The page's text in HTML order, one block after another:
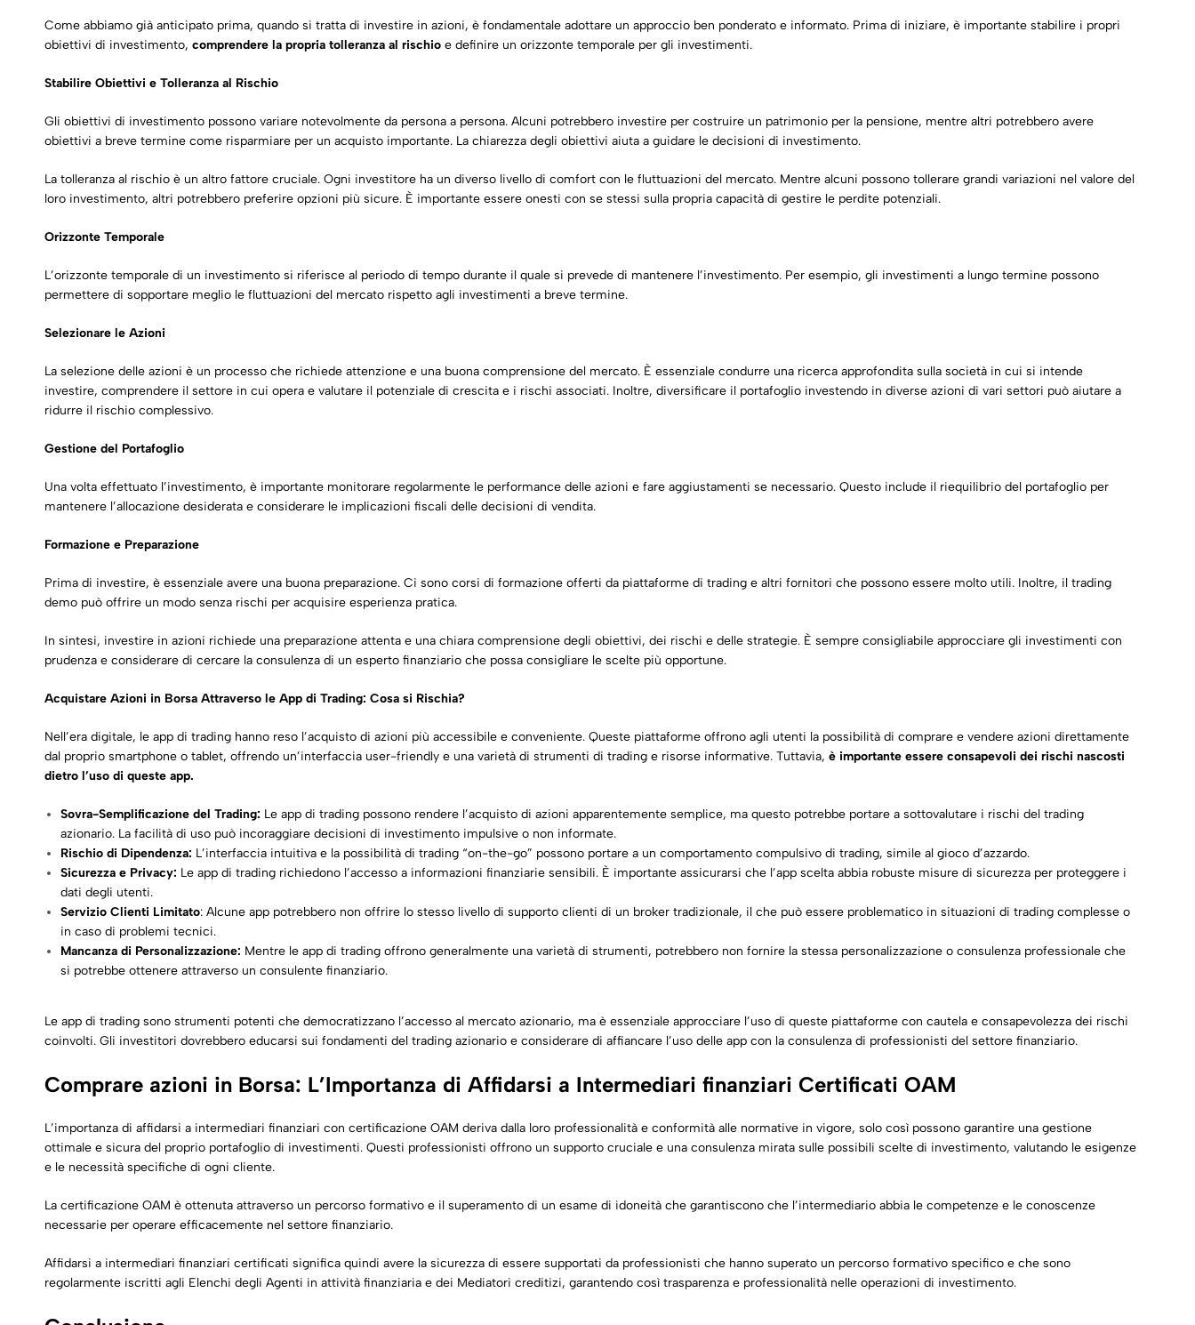
Come abbiamo già anticipato prima, quando si tratta di investire in azioni, è fondamentale adottare un approccio ben ponderato e informato. Prima di iniziare, è importante stabilire i propri
obiettivi di investimento, comprendere la propria tolleranza al rischio e definire un orizzonte temporale per gli investimenti.
Stabilire Obiettivi e Tolleranza al Rischio
Gli obiettivi di investimento possono variare notevolmente da persona a persona. Alcuni potrebbero investire per costruire un patrimonio per la pensione, mentre altri potrebbero avere
obiettivi a breve termine come risparmiare per un acquisto importante. La chiarezza degli obiettivi aiuta a guidare le decisioni di investimento.
La tolleranza al rischio è un altro fattore cruciale. Ogni investitore ha un diverso livello di comfort con le fluttuazioni del mercato. Mentre alcuni possono tollerare grandi variazioni nel valore del
loro investimento, altri potrebbero preferire opzioni più sicure. È importante essere onesti con se stessi sulla propria capacità di gestire le perdite potenziali.
Orizzonte Temporale
L’orizzonte temporale di un investimento si riferisce al periodo di tempo durante il quale si prevede di mantenere l’investimento. Per esempio, gli investimenti a lungo termine possono
permettere di sopportare meglio le fluttuazioni del mercato rispetto agli investimenti a breve termine.
Selezionare le Azioni
La selezione delle azioni è un processo che richiede attenzione e una buona comprensione del mercato. È essenziale condurre una ricerca approfondita sulla società in cui si intende
investire, comprendere il settore in cui opera e valutare il potenziale di crescita e i rischi associati. Inoltre, diversificare il portafoglio investendo in diverse azioni di vari settori può aiutare a
ridurre il rischio complessivo.
Gestione del Portafoglio
Una volta effettuato l’investimento, è importante monitorare regolarmente le performance delle azioni e fare aggiustamenti se necessario. Questo include il riequilibrio del portafoglio per
mantenere l’allocazione desiderata e considerare le implicazioni fiscali delle decisioni di vendita.
Formazione e Preparazione
Prima di investire, è essenziale avere una buona preparazione. Ci sono corsi di formazione offerti da piattaforme di trading e altri fornitori che possono essere molto utili. Inoltre, il trading
demo può offrire un modo senza rischi per acquisire esperienza pratica.
In sintesi, investire in azioni richiede una preparazione attenta e una chiara comprensione degli obiettivi, dei rischi e delle strategie. È sempre consigliabile approcciare gli investimenti con
prudenza e considerare di cercare la consulenza di un esperto finanziario che possa consigliare le scelte più opportune.
Acquistare Azioni in Borsa Attraverso le App di Trading: Cosa si Rischia?
Nell’era digitale, le app di trading hanno reso l’acquisto di azioni più accessibile e conveniente. Queste piattaforme offrono agli utenti la possibilità di comprare e vendere azioni direttamente
dal proprio smartphone o tablet, offrendo un’interfaccia user-friendly e una varietà di strumenti di trading e risorse informative. Tuttavia, è importante essere consapevoli dei rischi nascosti
dietro l’uso di queste app.
Sovra-Semplificazione del Trading: Le app di trading possono rendere l’acquisto di azioni apparentemente semplice, ma questo potrebbe portare a sottovalutare i rischi del trading
azionario. La facilità di uso può incoraggiare decisioni di investimento impulsive o non informate.
Rischio di Dipendenza: L’interfaccia intuitiva e la possibilità di trading “on-the-go” possono portare a un comportamento compulsivo di trading, simile al gioco d’azzardo.
Sicurezza e Privacy: Le app di trading richiedono l’accesso a informazioni finanziarie sensibili. È importante assicurarsi che l’app scelta abbia robuste misure di sicurezza per proteggere i
dati degli utenti.
Servizio Clienti Limitato: Alcune app potrebbero non offrire lo stesso livello di supporto clienti di un broker tradizionale, il che può essere problematico in situazioni di trading complesse o
in caso di problemi tecnici.
Mancanza di Personalizzazione: Mentre le app di trading offrono generalmente una varietà di strumenti, potrebbero non fornire la stessa personalizzazione o consulenza professionale che
si potrebbe ottenere attraverso un consulente finanziario.
Le app di trading sono strumenti potenti che democratizzano l’accesso al mercato azionario, ma è essenziale approcciare l’uso di queste piattaforme con cautela e consapevolezza dei rischi
coinvolti. Gli investitori dovrebbero educarsi sui fondamenti del trading azionario e considerare di affiancare l’uso delle app con la consulenza di professionisti del settore finanziario.
Comprare azioni in Borsa: L’Importanza di Affidarsi a Intermediari finanziari Certificati OAM
L’importanza di affidarsi a intermediari finanziari con certificazione OAM deriva dalla loro professionalità e conformità alle normative in vigore, solo così possono garantire una gestione
ottimale e sicura del proprio portafoglio di investimenti. Questi professionisti offrono un supporto cruciale e una consulenza mirata sulle possibili scelte di investimento, valutando le esigenze
e le necessità specifiche di ogni cliente.
La certificazione OAM è ottenuta attraverso un percorso formativo e il superamento di un esame di idoneità che garantiscono che l’intermediario abbia le competenze e le conoscenze
necessarie per operare efficacemente nel settore finanziario.
Affidarsi a intermediari finanziari certificati significa quindi avere la sicurezza di essere supportati da professionisti che hanno superato un percorso formativo specifico e che sono
regolarmente iscritti agli Elenchi degli Agenti in attività finanziaria e dei Mediatori creditizi, garantendo così trasparenza e professionalità nelle operazioni di investimento​.